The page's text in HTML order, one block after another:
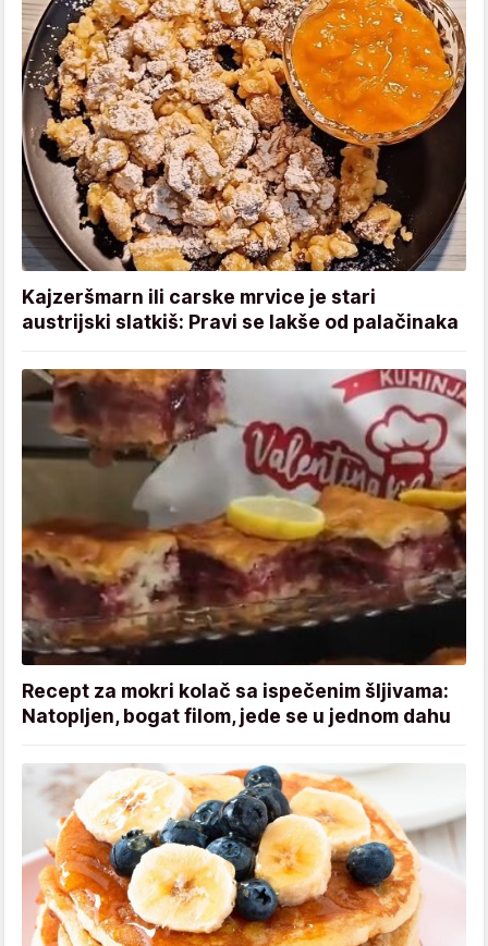
Kajzeršmarn ili carske mrvice je stari
austrijski slatkiš: Pravi se lakše od palačinaka
Recept za mokri kolač sa ispečenim šljivama:
Natopljen, bogat filom, jede se u jednom dahu